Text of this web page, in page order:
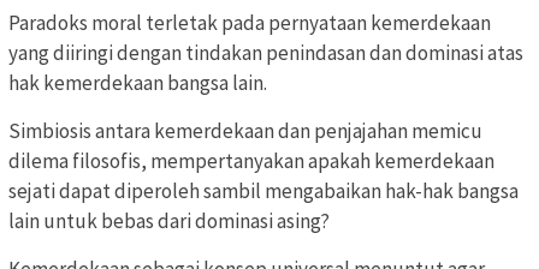
Paradoks moral terletak pada pernyataan kemerdekaan
yang diiringi dengan tindakan penindasan dan dominasi atas
hak kemerdekaan bangsa lain.
Simbiosis antara kemerdekaan dan penjajahan memicu
dilema filosofis, mempertanyakan apakah kemerdekaan
sejati dapat diperoleh sambil mengabaikan hak-hak bangsa
lain untuk bebas dari dominasi asing?